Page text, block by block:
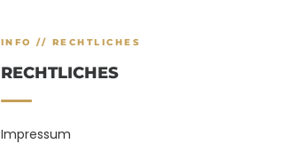
INFO // RECHTLICHES
RECHTLICHES
Impressum